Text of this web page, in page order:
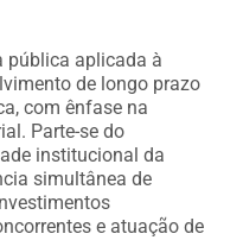
pública aplicada à
de longo prazo
com ênfase na
Parte-se do
institucional da
simultânea de
e atuação de